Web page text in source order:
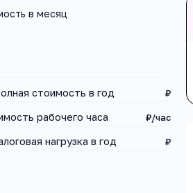
в месяц
стоимость в год ₽
рабочего часа ₽/час
нагрузка в год ₽